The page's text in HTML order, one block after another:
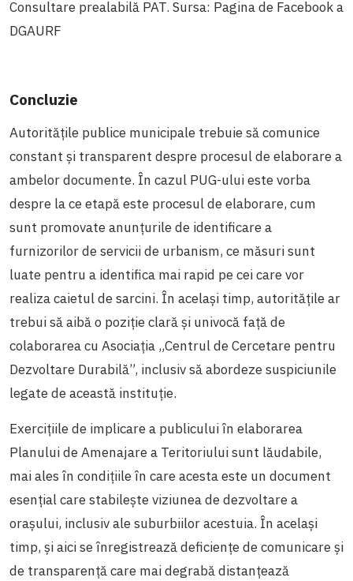
Consultare prealabilă PAT. Sursa: Pagina de Facebook a
DGAURF
Concluzie
Autoritățile publice municipale trebuie să comunice
constant și transparent despre procesul de elaborare a
ambelor documente. În cazul PUG-ului este vorba
despre la ce etapă este procesul de elaborare, cum
sunt promovate anunțurile de identificare a
furnizorilor de servicii de urbanism, ce măsuri sunt
luate pentru a identifica mai rapid pe cei care vor
realiza caietul de sarcini. În același timp, autoritățile ar
trebui să aibă o poziție clară și univocă față de
colaborarea cu Asociația „Centrul de Cercetare pentru
Dezvoltare Durabilă”, inclusiv să abordeze suspiciunile
legate de această instituție.
Exercițiile de implicare a publicului în elaborarea
Planului de Amenajare a Teritoriului sunt lăudabile,
mai ales în condițiile în care acesta este un document
esențial care stabilește viziunea de dezvoltare a
orașului, inclusiv ale suburbiilor acestuia. În același
timp, și aici se înregistrează deficiențe de comunicare și
de transparență care mai degrabă distanțează